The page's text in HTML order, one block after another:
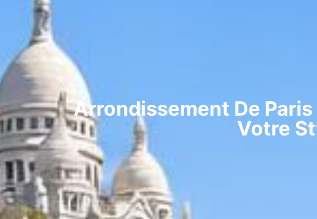
Arrondissement De
Votre